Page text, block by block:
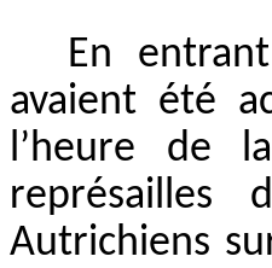
En
avaient été
l’heure de
représailles
Autrichiens